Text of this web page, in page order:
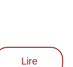
Lire